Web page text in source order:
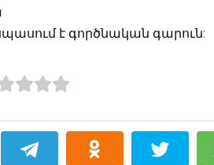
է գործնական գարուն: